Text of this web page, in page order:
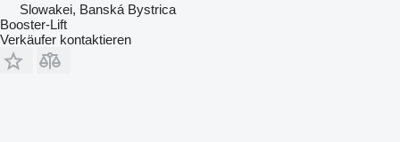
Slowakei, Banská Bystrica
Booster-Lift
Verkäufer kontaktieren